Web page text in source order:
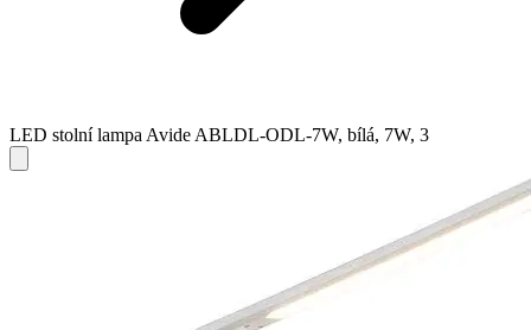
LED stolní lampa Avide ABLDL-ODL-7W, bílá, 7W, 3